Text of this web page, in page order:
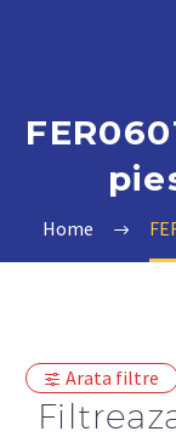
Home
Arata filtre